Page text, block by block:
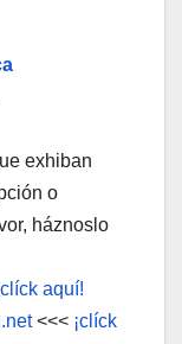
exhiban
o
háznoslo
aquí!
<<< ¡clíck